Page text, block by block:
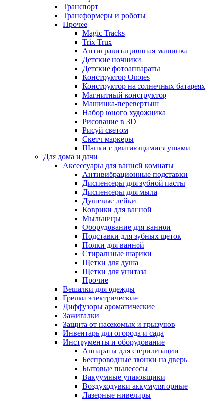
Транспорт
Трансформеры и роботы
Прочее
Magic Tracks
Trix Trux
Антигравитационная машинка
Детские ночники
Детские фотоаппараты
Конструктор Onoies
Конструктор на солнечных батареях
Магнитный конструктор
Машинка-перевертыш
Набор юного художника
Рисование в 3D
Рисуй светом
Скетч маркеры
Шапки с двигающимися ушами
Для дома и дачи
Аксессуары для ванной комнаты
Антивибрационные подставки
Диспенсеры для зубной пасты
Диспенсеры для мыла
Душевые лейки
Коврики для ванной
Мыльницы
Оборудование для ванной
Подставки для зубных щеток
Полки для ванной
Стиральные шарики
Щетки для душа
Щетки для унитаза
Прочие
Вешалки для одежды
Грелки электрические
Диффузоры ароматические
Зажигалки
Защита от насекомых и грызунов
Инвентарь для огорода и сада
Инструменты и оборудование
Аппараты для стерилизации
Беспроводные звонки на дверь
Бытовые пылесосы
Вакуумные упаковщики
Воздуходувки аккумуляторные
Лазерные нивелиры